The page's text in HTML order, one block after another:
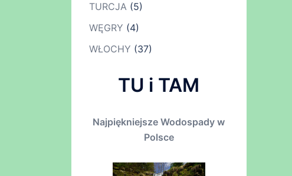
TURCJA(5)
WĘGRY (4)
WŁOCHY (37)
TU i TAM
Najpiękniejsze Wodospady w
Polsce